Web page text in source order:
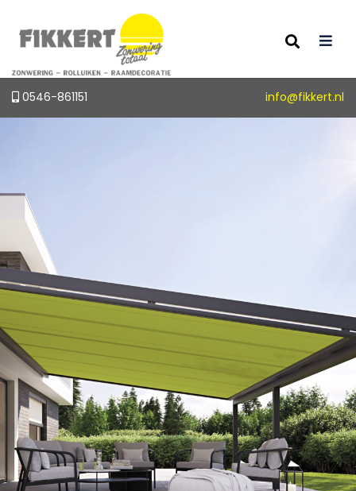
0546-861151 info@fikkert.nl